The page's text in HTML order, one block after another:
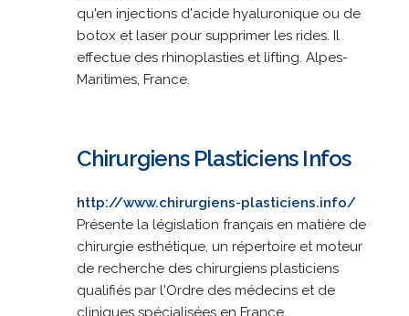
qu'en injections d'acide hyaluronique ou de
botox et laser pour supprimer les rides. Il
effectue des rhinoplasties et lifting. Alpes-
Maritimes, France.
Chirurgiens Plasticiens Infos
http://www.chirurgiens-plasticiens.info/
Présente la législation français en matière de
chirurgie esthétique, un répertoire et moteur
de recherche des chirurgiens plasticiens
qualifiés par l'Ordre des médecins et de
cliniques spécialisées en France.